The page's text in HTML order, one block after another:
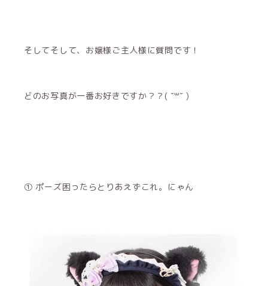
そしてそして、お嬢様ご主人様に質問です！
どのお写真が一番お好きですか？？( ˘꒳˘ )
① ポーズ困ったらとりあえずこれ。にゃん